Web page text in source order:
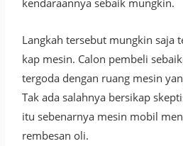
kendaraannya sebaik mungkin.
Langkah tersebut mungkin saja
kap mesin. Calon pembeli
tergoda dengan ruang mesin
Tak ada salahnya bersikap
itu sebenarnya mesin mobil
rembesan oli.